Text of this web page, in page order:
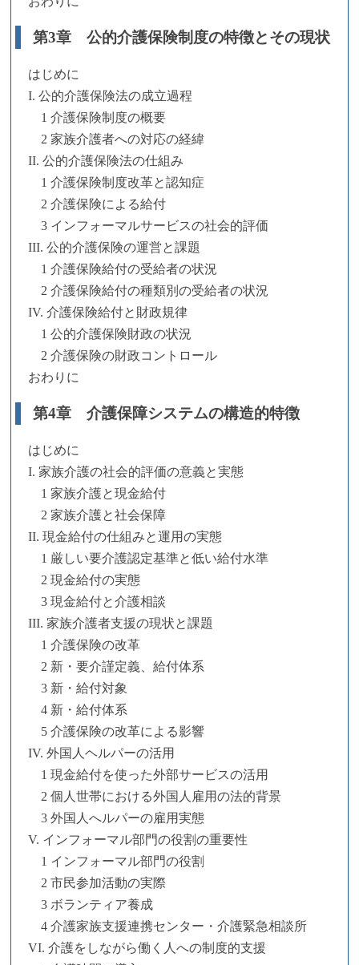
第3章 公的介護保険制度の特徴とその現状
はじめに
I. 公的介護保険法の成立過程
1 介護保険制度の概要
2 家族介護者への対応の経緯
II. 公的介護保険法の仕組み
1 介護保険制度改革と認知症
2 介護保険による給付
3 インフォーマルサービスの社会的評価
III. 公的介護保険の運営と課題
1 介護保険給付の受給者の状況
2 介護保険給付の種類別の受給者の状況
IV. 介護保険給付と財政規律
1 公的介護保険財政の状況
2 介護保険の財政コントロール
おわりに
第4章 介護保障システムの構造的特徴
はじめに
I. 家族介護の社会的評価の意義と実態
1 家族介護と現金給付
2 家族介護と社会保障
II. 現金給付の仕組みと運用の実態
1 厳しい要介護認定基準と低い給付水準
2 現金給付の実態
3 現金給付と介護相談
III. 家族介護者支援の現状と課題
1 介護保険の改革
2 新・要介謹定義、給付体系
3 新・給付対象
4 新・給付体系
5 介護保険の改革による影響
IV. 外国人ヘルパーの活用
1 現金給付を使った外部サービスの活用
2 個人世帯における外国人雇用の法的背景
3 外国人へルパーの雇用実態
V. インフォーマル部門の役割の重要性
1 インフォーマル部門の役割
2 市民参加活動の実際
3 ボランティア養成
4 介護家族支援連携センター・介護緊急相談所
VI. 介護をしながら働く人への制度的支援